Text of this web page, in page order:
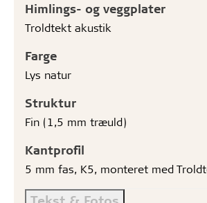
Himlings- og veggplater
Troldtekt akustik
Farge
Lys natur
Struktur
Fin (1,5 mm træuld)
Kantprofil
5 mm fas, K5, monteret med